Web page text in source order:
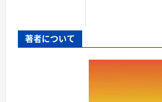
著者について